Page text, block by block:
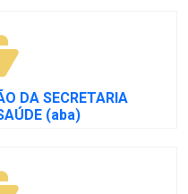
DA SECRETARIA
(aba)